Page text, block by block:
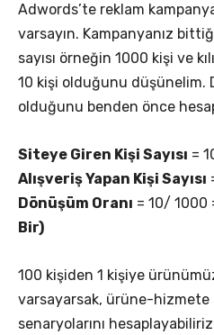
Adwords’te reklam
varsayın. Kampanyanız
sayısı örneğin 1000 kişi ve
10 kişi olduğunu düşünelim.
olduğunu benden önce
Siteye Giren Kişi Sayısı =
Alışveriş Yapan Kişi Sayısı
Dönüşüm Oranı = 10/ 1000
Bir)
100 kişiden 1 kişiye
varsayarsak, ürüne-hizmete
senaryolarını